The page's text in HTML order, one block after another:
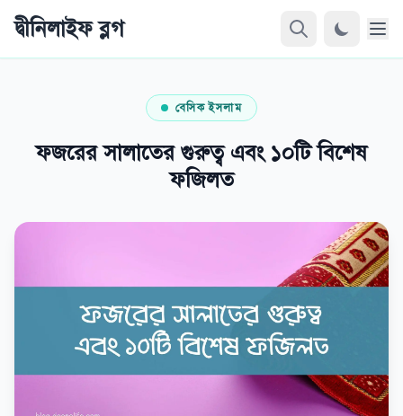
দ্বীনিলাইফ ব্লগ
বেসিক ইসলাম
ফজরের সালাতের গুরুত্ব এবং ১০টি বিশেষ
ফজিলত